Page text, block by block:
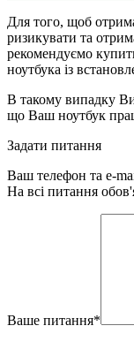
Для того, щоб
ризикувати та
рекомендуємо
ноутбука із
В такому випадку Ви
що Ваш ноутбук
Задати питання
Ваш телефон та e-
На всі питання
Ваше питання*